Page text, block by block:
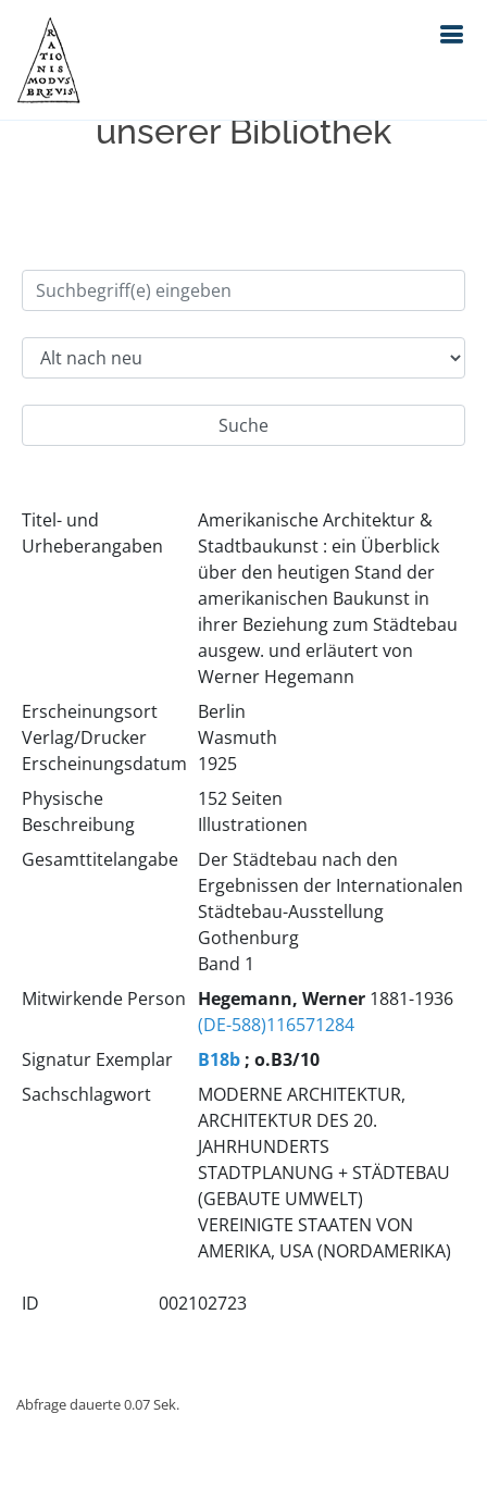
Einfache Suche im Bestand
unserer Bibliothek
Titel- und
Urheberangaben
Amerikanische Architektur &
Stadtbaukunst : ein Überblick
über den heutigen Stand der
amerikanischen Baukunst in
ihrer Beziehung zum Städtebau
ausgew. und erläutert von
Werner Hegemann
Erscheinungsort
Verlag/Drucker
Erscheinungsdatum
Berlin
Wasmuth
1925
Physische
Beschreibung
152 Seiten
Illustrationen
Gesamttitelangabe
Der Städtebau nach den
Ergebnissen der Internationalen
Städtebau-Ausstellung
Gothenburg
Band 1
Mitwirkende Person Hegemann, Werner1881-1936
(DE-588)116571284
Signatur Exemplar
B18b; o.B3/10
Sachschlagwort
MODERNE ARCHITEKTUR,
ARCHITEKTUR DES 20.
JAHRHUNDERTS
STADTPLANUNG + STÄDTEBAU
(GEBAUTE UMWELT)
VEREINIGTE STAATEN VON
AMERIKA, USA (NORDAMERIKA)
ID 002102723
Abfrage dauerte 0.07 Sek.